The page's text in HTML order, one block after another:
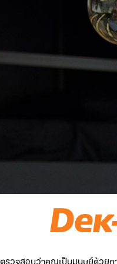
ตรวจสอบว่าคุณเป็นมนุษย์ด้วยก